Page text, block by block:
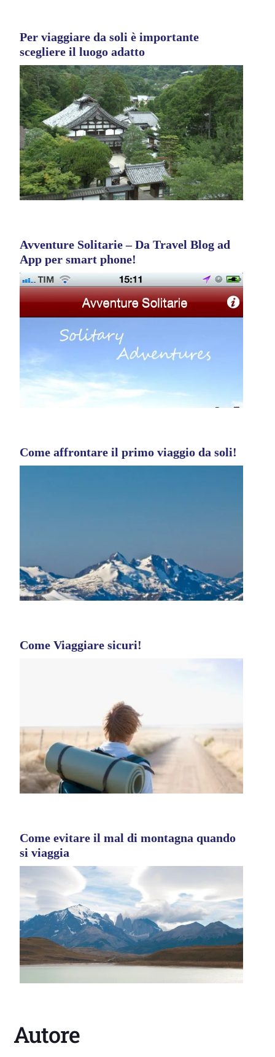
Per viaggiare da soli è importante
scegliere il luogo adatto
Avventure Solitarie – Da Travel Blog ad
App per smart phone!
Come affrontare il primo viaggio da soli!
Come Viaggiare sicuri!
Come evitare il mal di montagna quando
si viaggia
Autore